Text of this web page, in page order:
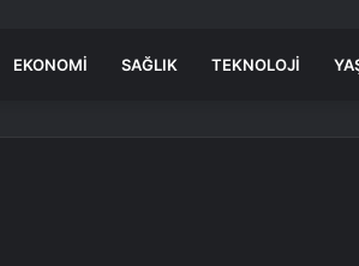
EKONOMI SAĞLIK TEKNOLOJI